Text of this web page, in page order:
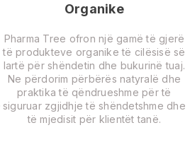
Organike
Pharma Tree ofron një gamë të gjerë
të produkteve organike të cilësisë së
lartë për shëndetin dhe bukurinë tuaj.
Ne përdorim përbërës natyralë dhe
praktika të qëndrueshme për të
siguruar zgjidhje të shëndetshme dhe
të mjedisit për klientët tanë.